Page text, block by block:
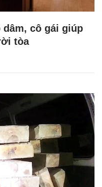
cô gái giúp
tòa